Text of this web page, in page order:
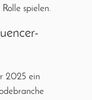
spielen.
2025 ein